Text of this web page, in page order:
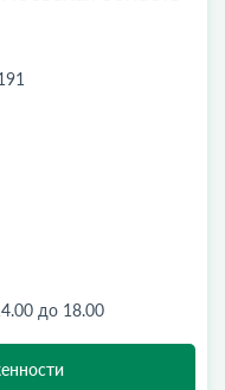
до 18.00